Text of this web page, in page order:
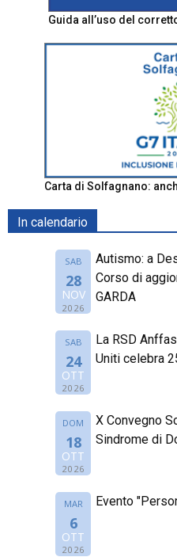
Guida all’uso del
Carta di Solfagnano:
In calendario
SAB
28
NOV
2026
Autismo: a
Corso di
GARDA
SAB
24
OTT
2026
La RSD
Uniti celebra
DOM
18
OTT
2026
X Convegno
Sindrome di
MAR
6
OTT
2026
Evento